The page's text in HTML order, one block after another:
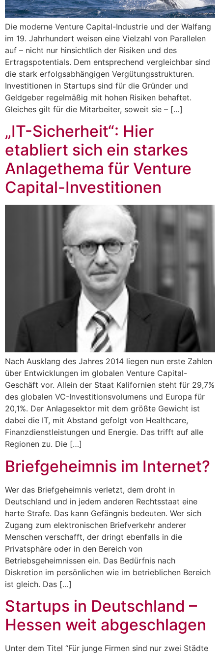
Die moderne Venture Capital-Industrie und der Walfang
im 19. Jahrhundert weisen eine Vielzahl von Parallelen
auf – nicht nur hinsichtlich der Risiken und des
Ertragspotentials. Dem entsprechend vergleichbar sind
die stark erfolgsabhängigen Vergütungsstrukturen.
Investitionen in Startups sind für die Gründer und
Geldgeber regelmäßig mit hohen Risiken behaftet.
Gleiches gilt für die Mitarbeiter, soweit sie – […]
„IT-Sicherheit“: Hier
etabliert sich ein starkes
Anlagethema für Venture
Capital-Investitionen
Nach Ausklang des Jahres 2014 liegen nun erste Zahlen
über Entwicklungen im globalen Venture Capital-
Geschäft vor. Allein der Staat Kalifornien steht für 29,7%
des globalen VC-Investitionsvolumens und Europa für
20,1%. Der Anlagesektor mit dem größte Gewicht ist
dabei die IT, mit Abstand gefolgt von Healthcare,
Finanzdienstleistungen und Energie. Das trifft auf alle
Regionen zu. Die […]
Briefgeheimnis im Internet?
Wer das Briefgeheimnis verletzt, dem droht in
Deutschland und in jedem anderen Rechtsstaat eine
harte Strafe. Das kann Gefängnis bedeuten. Wer sich
Zugang zum elektronischen Briefverkehr anderer
Menschen verschafft, der dringt ebenfalls in die
Privatsphäre oder in den Bereich von
Betriebsgeheimnissen ein. Das Bedürfnis nach
Diskretion im persönlichen wie im betrieblichen Bereich
ist gleich. Das […]
Startups in Deutschland –
Hessen weit abgeschlagen
Unter dem Titel “Für junge Firmen sind nur zwei Städte